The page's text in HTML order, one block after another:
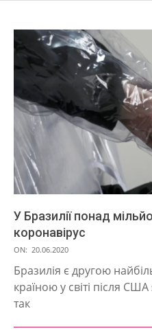
У Бразилії понад
коронавірус
2020-
06-
20
ON: 20.06.2020
Бразилія є другою
країною у світі після
так